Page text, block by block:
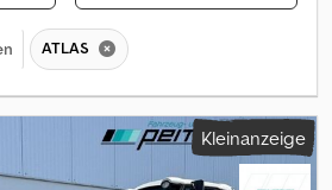
ATLAS
Kleinanzeige